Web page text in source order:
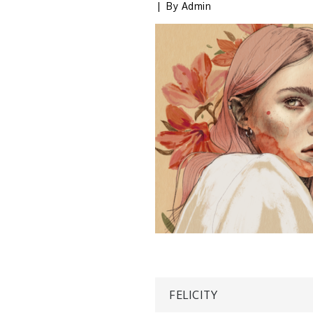
By Admin
FELICITY